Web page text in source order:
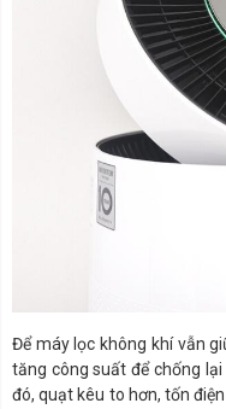
Để máy lọc không khí vẫn
tăng công suất để chống
đó, quạt kêu to hơn, tốn